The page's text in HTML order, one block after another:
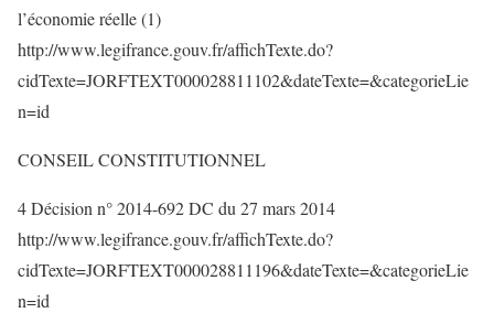
l’économie réelle (1)
http://www.legifrance.gouv.fr/affichTexte.do?
cidTexte=JORFTEXT000028811102&dateTexte=&categorieLie
n=id
CONSEIL CONSTITUTIONNEL
4 Décision n° 2014-692 DC du 27 mars 2014
http://www.legifrance.gouv.fr/affichTexte.do?
cidTexte=JORFTEXT000028811196&dateTexte=&categorieLie
n=id